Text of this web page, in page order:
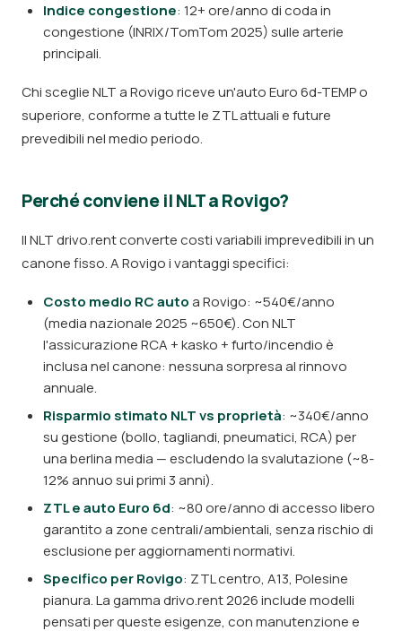
Indice congestione: 12+ ore/anno di coda in
congestione (INRIX/TomTom 2025) sulle arterie
principali.
Chi sceglie NLT a Rovigo riceve un'auto Euro 6d-TEMP o
superiore, conforme a tutte le ZTL attuali e future
prevedibili nel medio periodo.
Perché conviene il NLT a Rovigo?
Il NLT drivo.rent converte costi variabili imprevedibili in un
canone fisso. A Rovigo i vantaggi specifici:
Costo medio RC autoa Rovigo: ~540€/anno
(media nazionale 2025 ~650€). Con NLT
l'assicurazione RCA + kasko + furto/incendio è
inclusa nel canone: nessuna sorpresa al rinnovo
annuale.
Risparmio stimato NLT vs proprietà: ~340€/anno
su gestione (bollo, tagliandi, pneumatici, RCA) per
una berlina media — escludendo la svalutazione (~8-
12% annuo sui primi 3 anni).
ZTL e auto Euro 6d: ~80 ore/anno di accesso libero
garantito a zone centrali/ambientali, senza rischio di
esclusione per aggiornamenti normativi.
Specifico per Rovigo: ZTL centro, A13, Polesine
pianura. La gamma drivo.rent 2026 include modelli
pensati per queste esigenze, con manutenzione e